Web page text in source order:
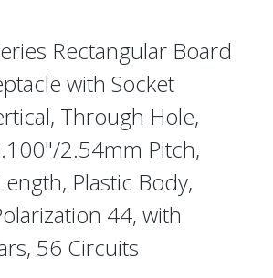
Rectangular Board
with Socket
Through Hole,
2.54mm Pitch,
Plastic Body,
44, with
56 Circuits